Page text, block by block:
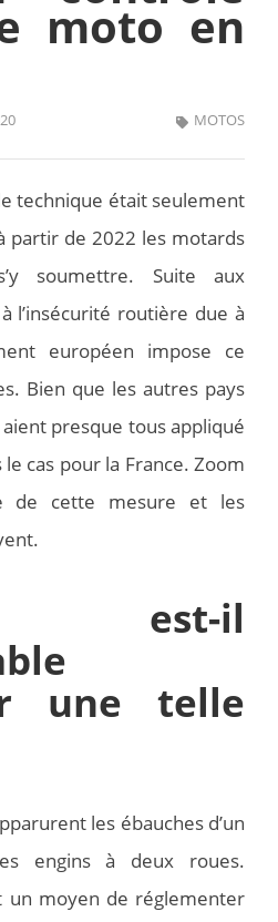
moto en
MOTOS
technique était seulement
partir de 2022 les motards
soumettre. Suite aux
l’insécurité routière due à
européen impose ce
Bien que les autres pays
presque tous appliqué
le cas pour la France. Zoom
de cette mesure et les
est-il
une telle
les ébauches d’un
engins à deux roues.
un moyen de réglementer